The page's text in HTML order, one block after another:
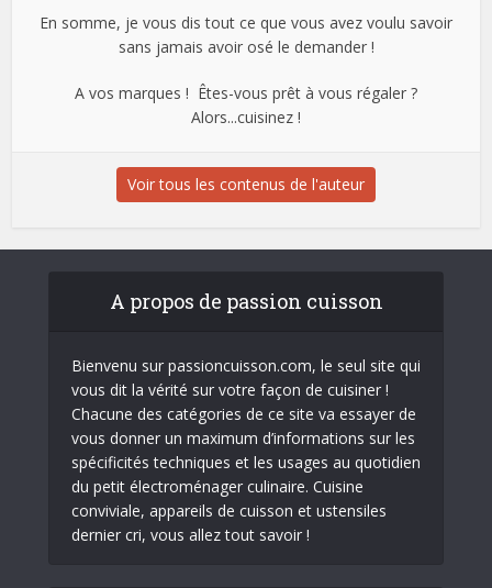
En somme, je vous dis tout ce que vous avez voulu savoir
sans jamais avoir osé le demander !
A vos marques ! Êtes-vous prêt à vous régaler ?
Alors...cuisinez !
Voir tous les contenus de l'auteur
A propos de passion cuisson
Bienvenu sur passioncuisson.com, le seul site qui
vous dit la vérité sur votre façon de cuisiner !
Chacune des catégories de ce site va essayer de
vous donner un maximum d’informations sur les
spécificités techniques et les usages au quotidien
du petit électroménager culinaire. Cuisine
conviviale, appareils de cuisson et ustensiles
dernier cri, vous allez tout savoir !